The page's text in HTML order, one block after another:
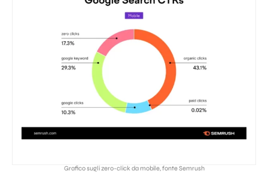
Grafico sugli zero-click da mobile, fonte Semrush